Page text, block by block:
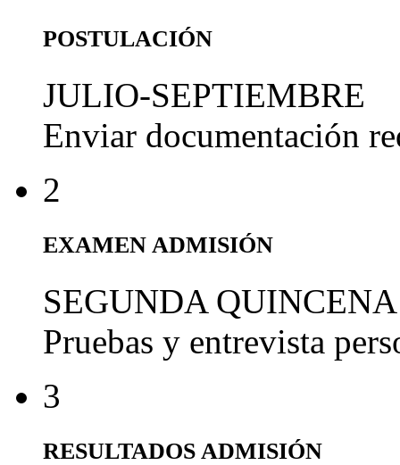
POSTULACIÓN
JULIO-SEPTIEMBRE
Enviar documentación
2
EXAMEN ADMISIÓN
SEGUNDA
Pruebas y entrevista
3
RESULTADOS ADMISIÓN